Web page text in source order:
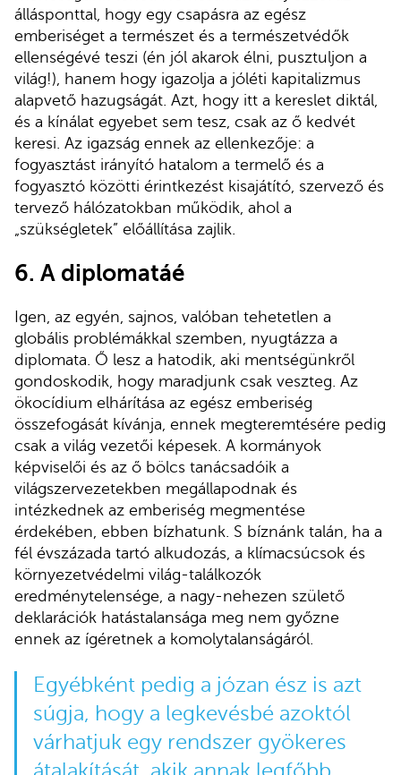
állásponttal, hogy egy csapásra az egész
emberiséget a természet és a természetvédők
ellenségévé teszi (én jól akarok élni, pusztuljon a
világ!), hanem hogy igazolja a jóléti kapitalizmus
alapvető hazugságát. Azt, hogy itt a kereslet diktál,
és a kínálat egyebet sem tesz, csak az ő kedvét
keresi. Az igazság ennek az ellenkezője: a
fogyasztást irányító hatalom a termelő és a
fogyasztó közötti érintkezést kisajátító, szervező és
tervező hálózatokban működik, ahol a
„szükségletek” előállítása zajlik.
6. A diplomatáé
Igen, az egyén, sajnos, valóban tehetetlen a
globális problémákkal szemben, nyugtázza a
diplomata. Ő lesz a hatodik, aki mentségünkről
gondoskodik, hogy maradjunk csak veszteg. Az
ökocídium elhárítása az egész emberiség
összefogását kívánja, ennek megteremtésére pedig
csak a világ vezetői képesek. A kormányok
képviselői és az ő bölcs tanácsadóik a
világszervezetekben megállapodnak és
intézkednek az emberiség megmentése
érdekében, ebben bízhatunk. S bíznánk talán, ha a
fél évszázada tartó alkudozás, a klímacsúcsok és
környezetvédelmi világ-találkozók
eredménytelensége, a nagy-nehezen születő
deklarációk hatástalansága meg nem győzne
ennek az ígéretnek a komolytalanságáról.
Egyébként pedig a józan ész is azt
súgja, hogy a legkevésbé azoktól
várhatjuk egy rendszer gyökeres